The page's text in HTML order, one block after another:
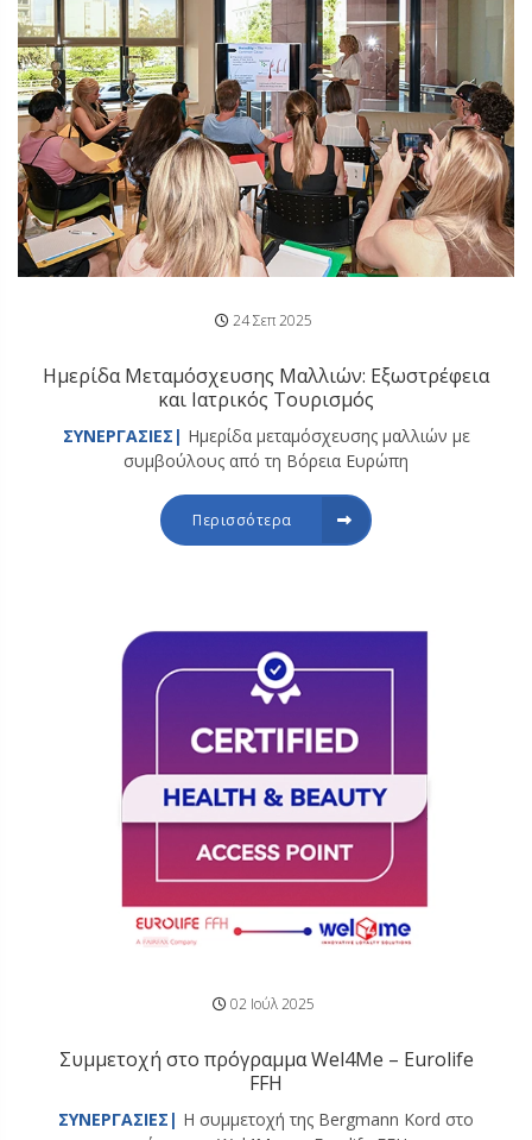
24 Σεπ 2025
Ημερίδα Μεταμόσχευσης Μαλλιών: Εξωστρέφεια
και Ιατρικός Τουρισμός
ΣΥΝΕΡΓΑΣΙΕΣ| Ημερίδα μεταμόσχευσης μαλλιών με
συμβούλους από τη Βόρεια Ευρώπη
Περισσότερα
02 Ιούλ 2025
Συμμετοχή στο πρόγραμμα Wel4Me – Eurolife
FFH
ΣΥΝΕΡΓΑΣΙΕΣ| Η συμμετοχή της Bergmann Kord στο